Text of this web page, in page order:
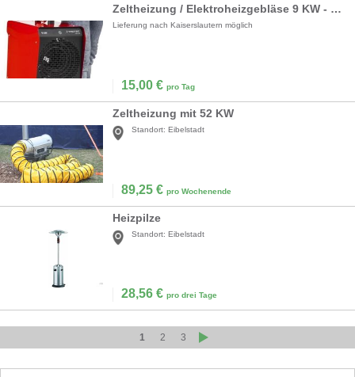
Zeltheizung / Elektroheizgebläse 9 KW - 16A Drehstromanschluss
Lieferung nach Kaiserslautern möglich
15,00 € pro Tag
Zeltheizung mit 52 KW
Standort: Eibelstadt
89,25 € pro Wochenende
Heizpilze
Standort: Eibelstadt
28,56 € pro drei Tage
1 2 3